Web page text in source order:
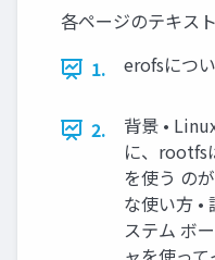
各ページのテキスト
1.
erofsにつ
2.
背景 •
に、rootfs
を使う の
な使い方 •
ステム ボ